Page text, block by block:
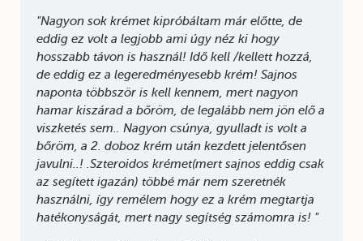
"Nagyon sok krémet kipróbáltam már előtte, de
eddig ez volt a legjobb ami úgy néz ki hogy
hosszabb távon is használ! Idő kell /kellett hozzá,
de eddig ez a legeredményesebb krém! Sajnos
naponta többször is kell kennem, mert nagyon
hamar kiszárad a bőröm, de legalább nem jön elő a
viszketés sem.. Nagyon csúnya, gyulladt is volt a
bőröm, a 2. doboz krém után kezdett jelentősen
javulni..! .Szteroidos krémet(mert sajnos eddig csak
az segített igazán) többé már nem szeretnék
használni, így remélem hogy ez a krém megtartja
hatékonyságát, mert nagy segítség számomra is! "